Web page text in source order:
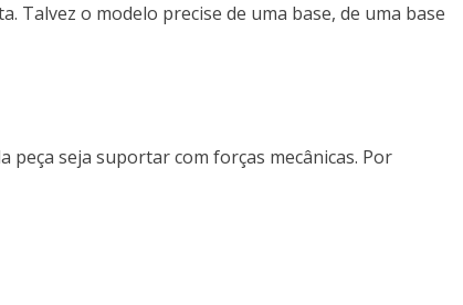
Talvez o modelo precise de uma base, de uma base
peça seja suportar com forças mecânicas. Por